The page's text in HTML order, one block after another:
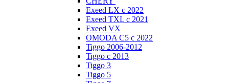
Exeed LX с 2022
Exeed TXL с 2021
Exeed VX
OMODA C5 с 2022
Tiggo 2006-2012
Tiggo с 2013
Tiggo 3
Tiggo 5